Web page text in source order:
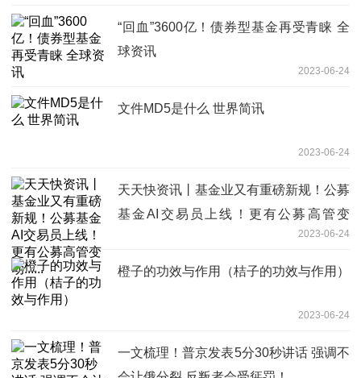
“回血”3600亿！债券型基金再受青睐 全
球资讯
2023-06-24
文件MD5是什么 世界简讯
2023-06-24
天天快资讯丨基金业又有重磅新规！公募
基金AI交易员上线！更有公募高管变
2023-06-24
橙子的功效与作用（桔子的功效与作用）
2023-06-24
一文梳理！普京发表5分30秒讲话 强调不